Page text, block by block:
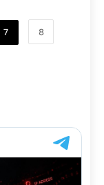
7 8